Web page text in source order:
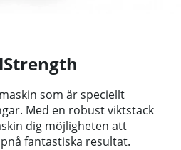
som är speciellt
Med en robust viktstack
dig möjligheten att
fantastiska resultat.